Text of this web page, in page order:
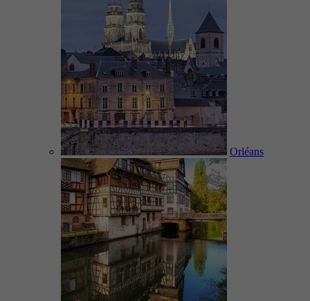
Orléans